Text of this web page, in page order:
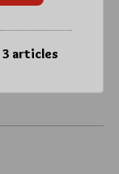
3 articles